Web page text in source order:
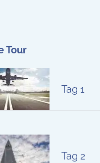
Tour
Tag 1
Tag 2